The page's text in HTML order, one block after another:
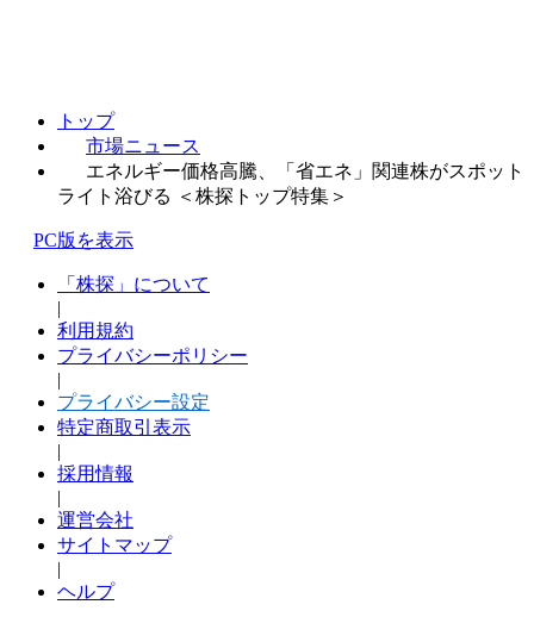
トップ
市場ニュース
エネルギー価格高騰、「省エネ」関連株がスポット
ライト浴びる ＜株探トップ特集＞
PC版を表示
「株探」について
|
利用規約
プライバシーポリシー
|
プライバシー設定
特定商取引表示
|
採用情報
|
運営会社
サイトマップ
|
ヘルプ